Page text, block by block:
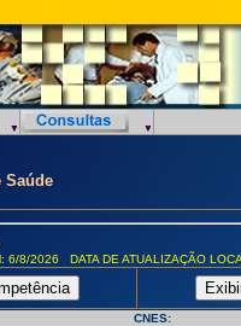
Saúde
6/8/2026 DATA DE ATUALIZAÇÃO
CNES: